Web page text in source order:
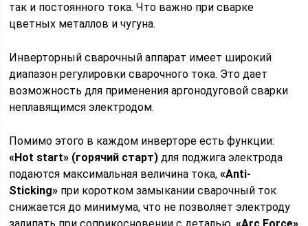
так и постоянного тока. Что важно при сварке
цветных металлов и чугуна.
Инверторный сварочный аппарат имеет широкий
диапазон регулировки сварочного тока. Это дает
возможность для применения аргонодуговой сварки
неплавящимся электродом.
Помимо этого в каждом инверторе есть функции:
«Hot start» (горячий старт) для поджига электрода
подаются максимальная величина тока,«Anti-
Sticking» при коротком замыкании сварочный ток
снижается до минимума, что не позволяет электроду